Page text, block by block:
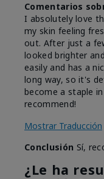
Comentarios
I absolutely love
my skin feeling
out. After just a
looked brighter
easily and has a
long way, so it's
become a staple
recommend!
Mostrar Traducción
Conclusión Sí,
¿Le ha